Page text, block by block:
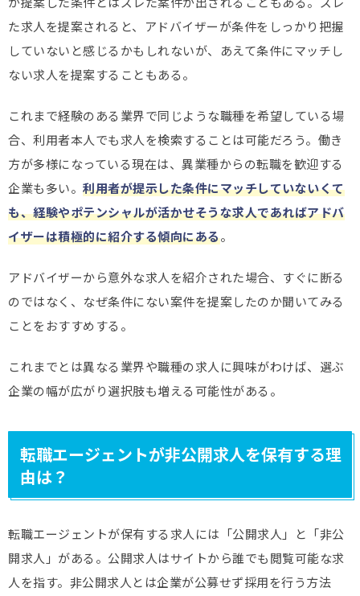
た求人を提案されると、アドバイザーが条件をしっかり把握
していないと感じるかもしれないが、あえて条件にマッチし
ない求人を提案することもある。
これまで経験のある業界で同じような職種を希望している場
合、利用者本人でも求人を検索することは可能だろう。働き
方が多様になっている現在は、異業種からの転職を歓迎する
企業も多い。 利用者が提示した条件にマッチしていないくて
も、経験やポテンシャルが活かせそうな求人であればアドバ
イザーは積極的に紹介する傾向にある。
アドバイザーから意外な求人を紹介された場合、すぐに断る
のではなく、なぜ条件にない案件を提案したのか聞いてみる
ことをおすすめする。
これまでとは異なる業界や職種の求人に興味がわけば、選ぶ
企業の幅が広がり選択肢も増える可能性がある。
転職エージェントが非公開求人を保有する理
由は？
転職エージェントが保有する求人には「公開求人」と「非公
開求人」がある。公開求人はサイトから誰でも閲覧可能な求
人を指す。非公開求人とは企業が公募せず採用を行う方法